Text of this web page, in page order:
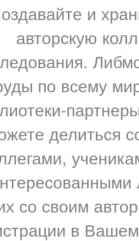
и
авторскую
по всему
делиться
со своим
в